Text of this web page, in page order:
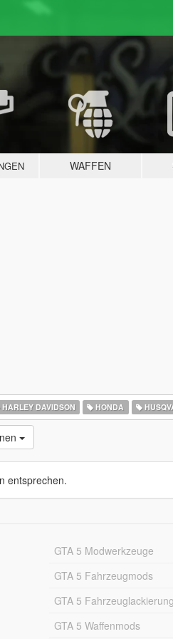
WAFFEN
HARLEY DAVIDSON HONDA
entsprechen.
GTA 5 Modwerkzeuge
GTA 5 Fahrzeugmods
GTA 5
GTA 5 Waffenmods